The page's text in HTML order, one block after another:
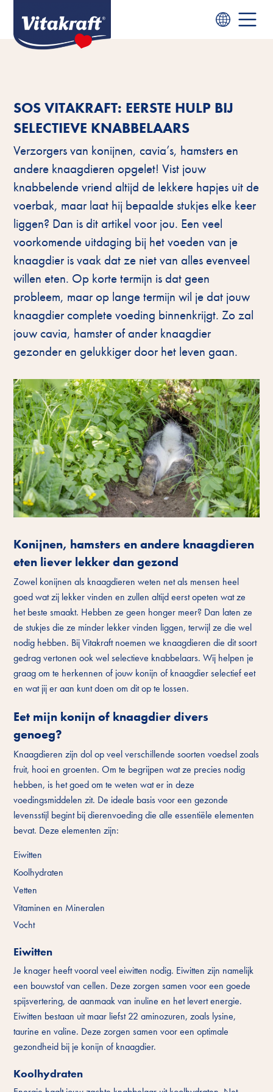
SOS VITAKRAFT: EERSTE HULP BIJ
SELECTIEVE KNABBELAARS
Verzorgers van konijnen, cavia’s, hamsters en
andere knaagdieren opgelet! Vist jouw
knabbelende vriend altijd de lekkere hapjes uit de
voerbak, maar laat hij bepaalde stukjes elke keer
liggen? Dan is dit artikel voor jou. Een veel
voorkomende uitdaging bij het voeden van je
knaagdier is vaak dat ze niet van alles evenveel
willen eten. Op korte termijn is dat geen
probleem, maar op lange termijn wil je dat jouw
knaagdier complete voeding binnenkrijgt. Zo zal
jouw cavia, hamster of ander knaagdier
gezonder en gelukkiger door het leven gaan.
Konijnen, hamsters en andere knaagdieren
eten liever lekker dan gezond
Zowel konijnen als knaagdieren weten net als mensen heel
goed wat zij lekker vinden en zullen altijd eerst opeten wat ze
het beste smaakt. Hebben ze geen honger meer? Dan laten ze
de stukjes die ze minder lekker vinden liggen, terwijl ze die wel
nodig hebben. Bij Vitakraft noemen we knaagdieren die dit soort
gedrag vertonen ook wel selectieve knabbelaars. Wij helpen je
graag om te herkennen of jouw konijn of knaagdier selectief eet
en wat jij er aan kunt doen om dit op te lossen.
Eet mijn konijn of knaagdier divers
genoeg?
Knaagdieren zijn dol op veel verschillende soorten voedsel zoals
fruit, hooi en groenten. Om te begrijpen wat ze precies nodig
hebben, is het goed om te weten wat er in deze
voedingsmiddelen zit. De ideale basis voor een gezonde
levensstijl begint bij dierenvoeding die alle essentiële elementen
bevat. Deze elementen zijn:
Eiwitten
Koolhydraten
Vetten
Vitaminen en Mineralen
Vocht
Eiwitten
Je knager heeft vooral veel eiwitten nodig. Eiwitten zijn namelijk
een bouwstof van cellen. Deze zorgen samen voor een goede
spijsvertering, de aanmaak van inuline en het levert energie.
Eiwitten bestaan uit maar liefst 22 aminozuren, zoals lysine,
taurine en valine. Deze zorgen samen voor een optimale
gezondheid bij je konijn of knaagdier.
Koolhydraten